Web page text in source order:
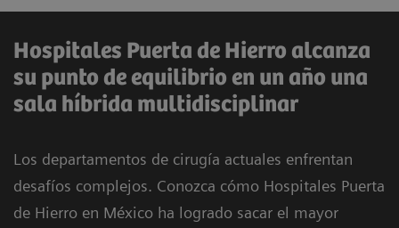
Hospitales Puerta de Hierro alcanza
su punto de equilibrio en un año una
sala híbrida multidisciplinar
Los departamentos de cirugía actuales enfrentan
desafíos complejos. Conozca cómo Hospitales Puerta
de Hierro en México ha logrado sacar el mayor